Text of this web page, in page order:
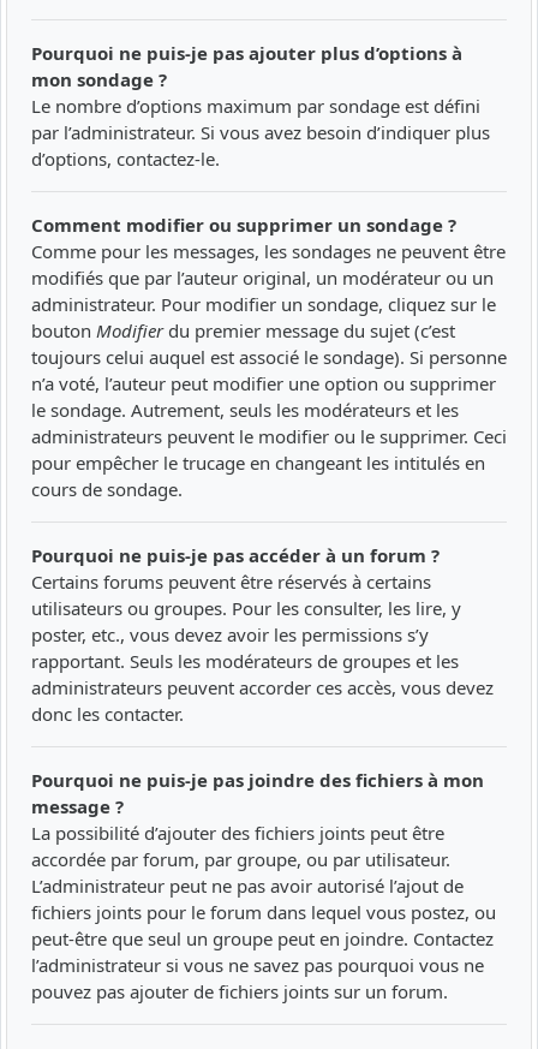
Pourquoi ne puis-je pas ajouter plus d’options à
mon sondage ?
Le nombre d’options maximum par sondage est défini
par l’administrateur. Si vous avez besoin d’indiquer plus
d’options, contactez-le.
Comment modifier ou supprimer un sondage ?
Comme pour les messages, les sondages ne peuvent être
modifiés que par l’auteur original, un modérateur ou un
administrateur. Pour modifier un sondage, cliquez sur le
bouton Modifierdu premier message du sujet (c’est
toujours celui auquel est associé le sondage). Si personne
n’a voté, l’auteur peut modifier une option ou supprimer
le sondage. Autrement, seuls les modérateurs et les
administrateurs peuvent le modifier ou le supprimer. Ceci
pour empêcher le trucage en changeant les intitulés en
cours de sondage.
Pourquoi ne puis-je pas accéder à un forum ?
Certains forums peuvent être réservés à certains
utilisateurs ou groupes. Pour les consulter, les lire, y
poster, etc., vous devez avoir les permissions s’y
rapportant. Seuls les modérateurs de groupes et les
administrateurs peuvent accorder ces accès, vous devez
donc les contacter.
Pourquoi ne puis-je pas joindre des fichiers à mon
message ?
La possibilité d’ajouter des fichiers joints peut être
accordée par forum, par groupe, ou par utilisateur.
L’administrateur peut ne pas avoir autorisé l’ajout de
fichiers joints pour le forum dans lequel vous postez, ou
peut-être que seul un groupe peut en joindre. Contactez
l’administrateur si vous ne savez pas pourquoi vous ne
pouvez pas ajouter de fichiers joints sur un forum.